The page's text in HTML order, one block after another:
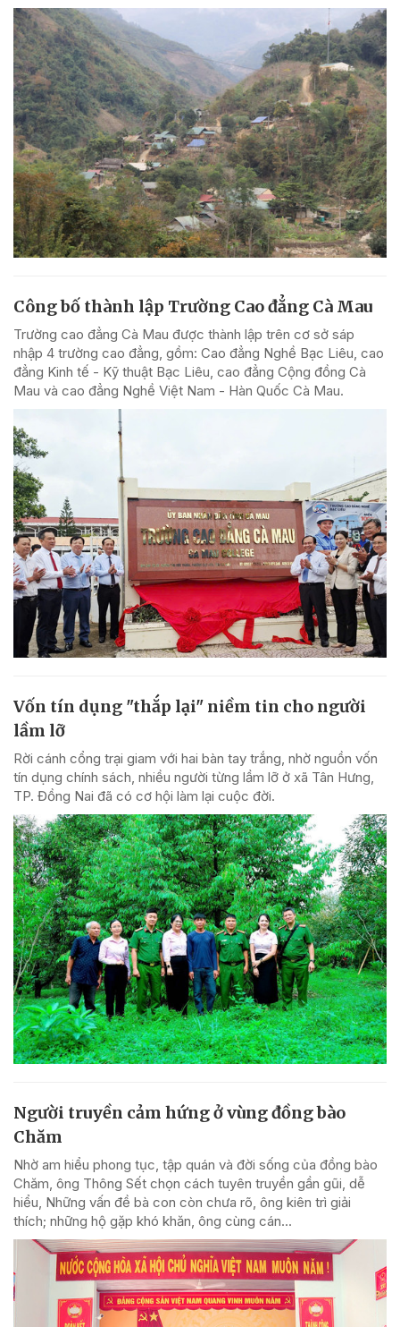
Công bố thành lập Trường Cao đẳng Cà Mau
Trường cao đẳng Cà Mau được thành lập trên cơ sở sáp
nhập 4 trường cao đẳng, gồm: Cao đẳng Nghề Bạc Liêu, cao
đẳng Kinh tế - Kỹ thuật Bạc Liêu, cao đẳng Cộng đồng Cà
Mau và cao đẳng Nghề Việt Nam - Hàn Quốc Cà Mau.
Vốn tín dụng "thắp lại" niềm tin cho người
lầm lỡ
Rời cánh cổng trại giam với hai bàn tay trắng, nhờ nguồn vốn
tín dụng chính sách, nhiều người từng lầm lỡ ở xã Tân Hưng,
TP. Đồng Nai đã có cơ hội làm lại cuộc đời.
Người truyền cảm hứng ở vùng đồng bào
Chăm
Nhờ am hiểu phong tục, tập quán và đời sống của đồng bào
Chăm, ông Thông Sết chọn cách tuyên truyền gần gũi, dễ
hiểu, Những vấn đề bà con còn chưa rõ, ông kiên trì giải
thích; những hộ gặp khó khăn, ông cùng cán...